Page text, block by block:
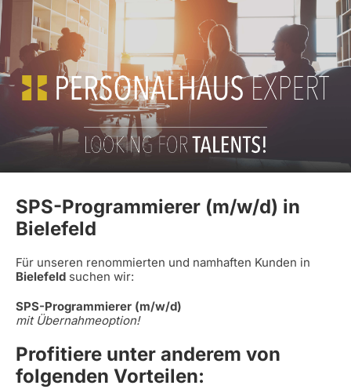
SPS-Programmierer (m/w/d) in
Bielefeld
Für unseren renommierten und namhaften Kunden in
Bielefeld suchen wir:
SPS-Programmierer (m/w/d)
mit Übernahmeoption!
Profitiere unter anderem von
folgenden Vorteilen: